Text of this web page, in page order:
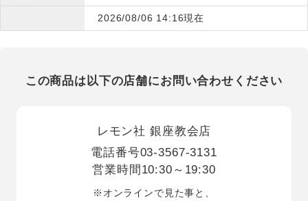
2026/08/06 14:16現在
この商品は以下の店舗にお問い合わせください
レモン社 銀座教会店
電話番号03-3567-3131
営業時間 10:30～19:30
※オンラインで見た事と、